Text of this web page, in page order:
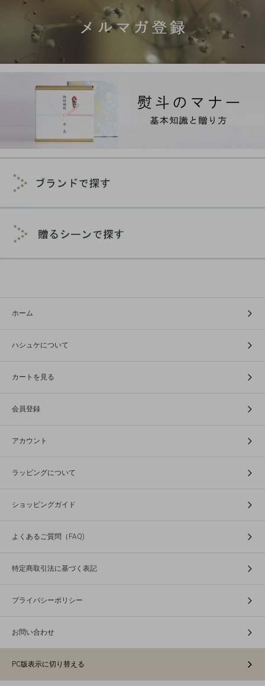
ホーム
ハシュケについて
カートを見る
会員登録
アカウント
ラッピングについて
ショッピングガイド
よくあるご質問（FAQ)
特定商取引法に基づく表記
プライバシーポリシー
お問い合わせ
PC版表示に切り替える